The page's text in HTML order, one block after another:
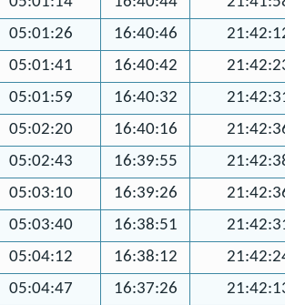
05:01:26 16:40:46
05:01:41 16:40:42
05:01:59 16:40:32
05:02:20 16:40:16
05:02:43 16:39:55
05:03:10 16:39:26
05:03:40 16:38:51
05:04:12 16:38:12
05:04:47 16:37:26